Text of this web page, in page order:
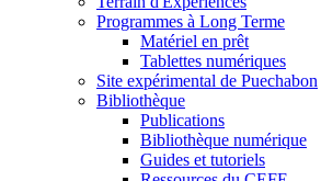
Programmes à Long Terme
Matériel en prêt
Tablettes numériques
Site expérimental de Puechabon
Bibliothèque
Publications
Bibliothèque numérique
Guides et tutoriels